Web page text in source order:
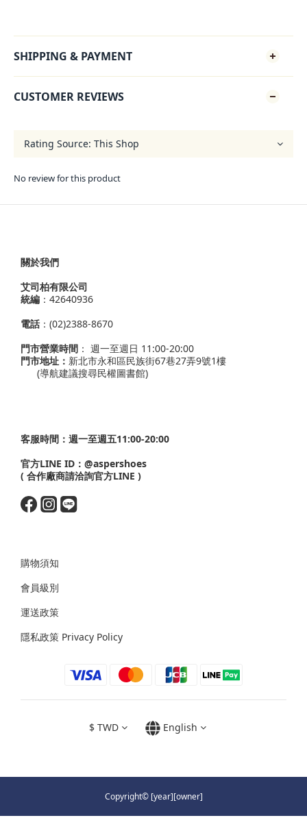
SHIPPING & PAYMENT
CUSTOMER REVIEWS
No review for this product
關於我們
艾司柏有限公司
統編 ：42640936
電話：(02)2388-8670
門市營業時間 ： 週一至週日 11:00-20:00
門市地址： 新北市永和區民族街67巷27弄9號1樓
(導航建議搜尋民權圖書館)
客服時間：週一至週五11:00-20:00
官方LINE ID： @aspershoes
( 合作廠商請洽詢官方LINE )
購物須知
會員級別
運送政策
隱私政策 Privacy Policy
$ TWD English
Copyright© [year][owner]